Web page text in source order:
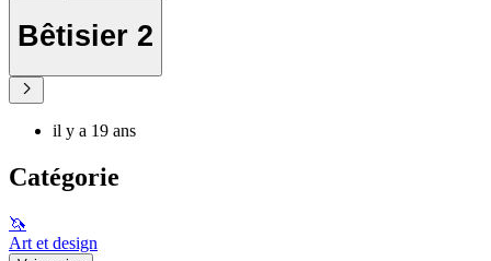
Bêtisier 2
il y a 19 ans
Catégorie
🦄
Art et design